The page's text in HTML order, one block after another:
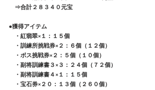
⇒合計２８３４０元宝
●獲得アイテム
・紅翡翠×１：１５個
・訓練所挑戦券×２：６個（１２個）
・ボス挑戦券×２：５個（１０個）
・副将訓練書３×３：２４個（７２個）
・副将訓練書４×１：１５個
・宝石券×２０：１３個（２６０個）